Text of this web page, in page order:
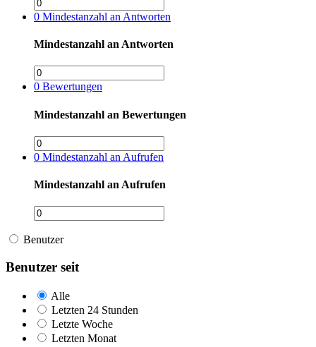
0 Mindestanzahl an Antworten
Mindestanzahl an Antworten
0 Bewertungen
Mindestanzahl an Bewertungen
0 Mindestanzahl an Aufrufen
Mindestanzahl an Aufrufen
Benutzer
Benutzer seit
Alle
Letzten 24 Stunden
Letzte Woche
Letzten Monat